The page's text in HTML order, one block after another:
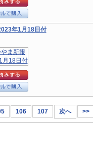
年1月18日付
106 107 次へ >>